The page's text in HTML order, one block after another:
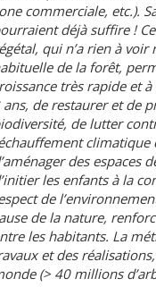
commerciale, etc.).
déjà suffire !
qui n’a rien à
de la forêt,
très rapide et
ans, de restaurer et de
de lutter
climatique
des espaces
les enfants à la
de
de la nature,
les habitants. La
et des
(> 40 millions